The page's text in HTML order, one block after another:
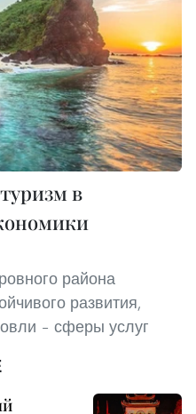
в
района
развития,
– сферы услуг